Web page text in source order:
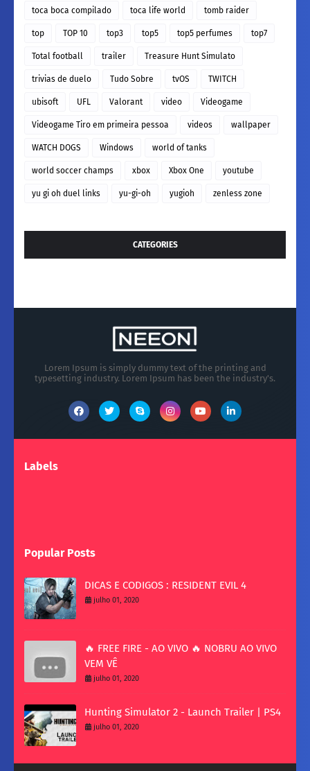
toca boca compilado toca life world tomb raider
top TOP 10 top3 top5 top5 perfumes top7
Total football trailer Treasure Hunt Simulato
trivias de duelo Tudo Sobre tvOS TWITCH
ubisoft UFL Valorant video Videogame
Videogame Tiro em primeira pessoa videos wallpaper
WATCH DOGS Windows world of tanks
world soccer champs xbox Xbox One youtube
yu gi oh duel links yu-gi-oh yugioh zenless zone
CATEGORIES
Lorem Ipsum is simply dummy text of the printing and
typesetting industry. Lorem Ipsum has been the industry's.
Labels
Popular Posts
DICAS E CODIGOS : RESIDENT EVIL 4
julho 01, 2020
🔥 FREE FIRE - AO VIVO 🔥 NOBRU AO VIVO
VEM VÊ
julho 01, 2020
Hunting Simulator 2 - Launch Trailer | PS4
julho 01, 2020